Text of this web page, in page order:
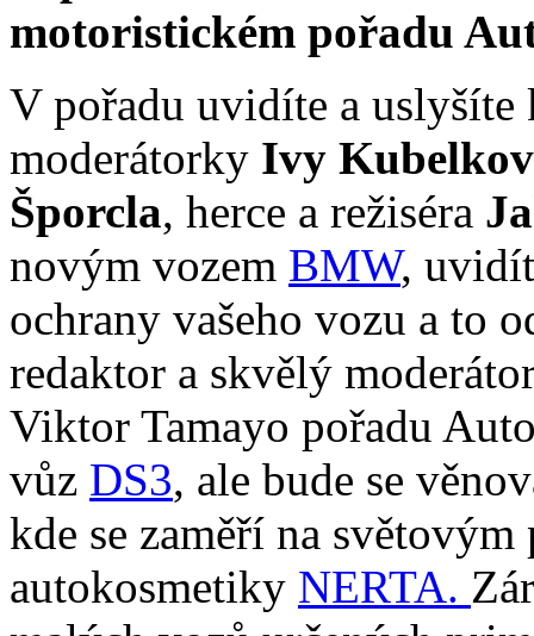
motoristickém pořadu
V pořadu uvidíte a uslyšíte
moderátorky Ivy
Šporcla, herce a režiséra
novým vozem BMW,
ochrany vašeho vozu a to
redaktor a skvělý
Viktor Tamayo pořadu
vůz DS3, ale bude se
kde se zaměří na
autokosmetiky NERTA.